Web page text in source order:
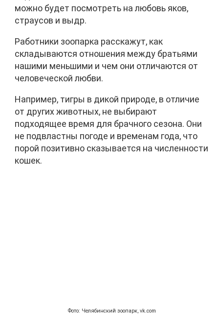
можно будет посмотреть на любовь яков,
страусов и выдр.
Работники зоопарка расскажут, как
складываются отношения между братьями
нашими меньшими и чем они отличаются от
человеческой любви.
Например, тигры в дикой природе, в отличие
от других животных, не выбирают
подходящее время для брачного сезона. Они
не подвластны погоде и временам года, что
порой позитивно сказывается на численности
кошек.
Фото: Челябинский зоопарк, vk.com